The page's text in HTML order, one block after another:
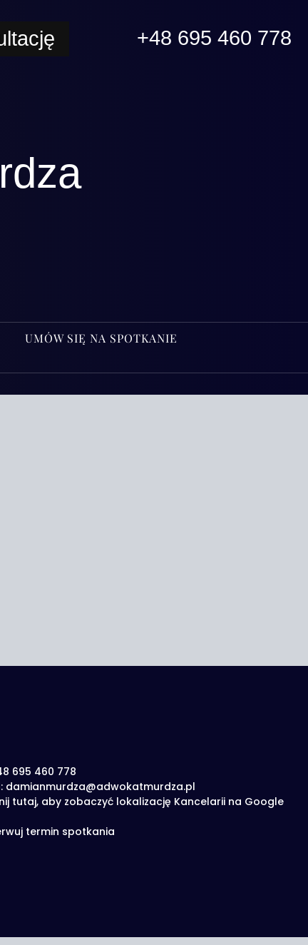
+48 695 460 778
UMÓW SIĘ NA SPOTKANIE
695 460 778
damianmurdza@adwokatmurdza.pl
tutaj, aby zobaczyć lokalizację Kancelarii na Google
termin spotkania